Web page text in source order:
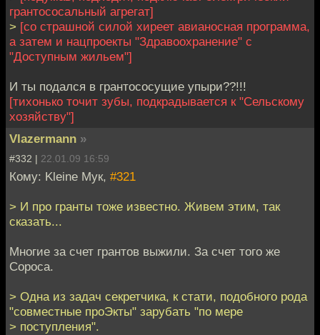
грантососальный агрегат]
> [со страшной силой хиреет авианосная программа,
а затем и нацпроекты "Здравоохранение" с
"Доступным жильем"]
И ты подался в грантососущие упыри??!!!
[тихонько точит зубы, подкрадывается к "Сельскому
хозяйству"]
Vlazermann »
#332 | 22.01.09 16:59
Кому: Kleine Мук, #321
> И про гранты тоже известно. Живем этим, так
сказать...
Многие за счет грантов выжили. За счет того же
Сороса.
> Одна из задач секретчика, к стати, подобного рода
"совместные проЭкты" зарубать "по мере
> поступления".